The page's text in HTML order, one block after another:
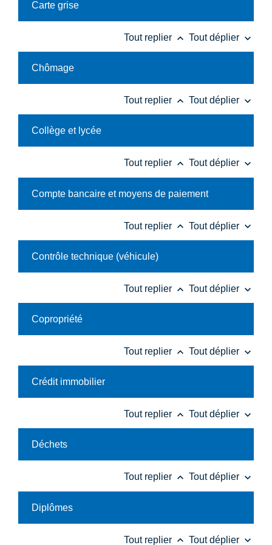
Carte grise
Tout replier keyboard_arrow_up Tout déplier keyboard_arrow_down
Chômage
Tout replier keyboard_arrow_up Tout déplier keyboard_arrow_down
Collège et lycée
Tout replier keyboard_arrow_up Tout déplier keyboard_arrow_down
Compte bancaire et moyens de paiement
Tout replier keyboard_arrow_up Tout déplier keyboard_arrow_down
Contrôle technique (véhicule)
Tout replier keyboard_arrow_up Tout déplier keyboard_arrow_down
Copropriété
Tout replier keyboard_arrow_up Tout déplier keyboard_arrow_down
Crédit immobilier
Tout replier keyboard_arrow_up Tout déplier keyboard_arrow_down
Déchets
Tout replier keyboard_arrow_up Tout déplier keyboard_arrow_down
Diplômes
Tout replier keyboard_arrow_up Tout déplier keyboard_arrow_down